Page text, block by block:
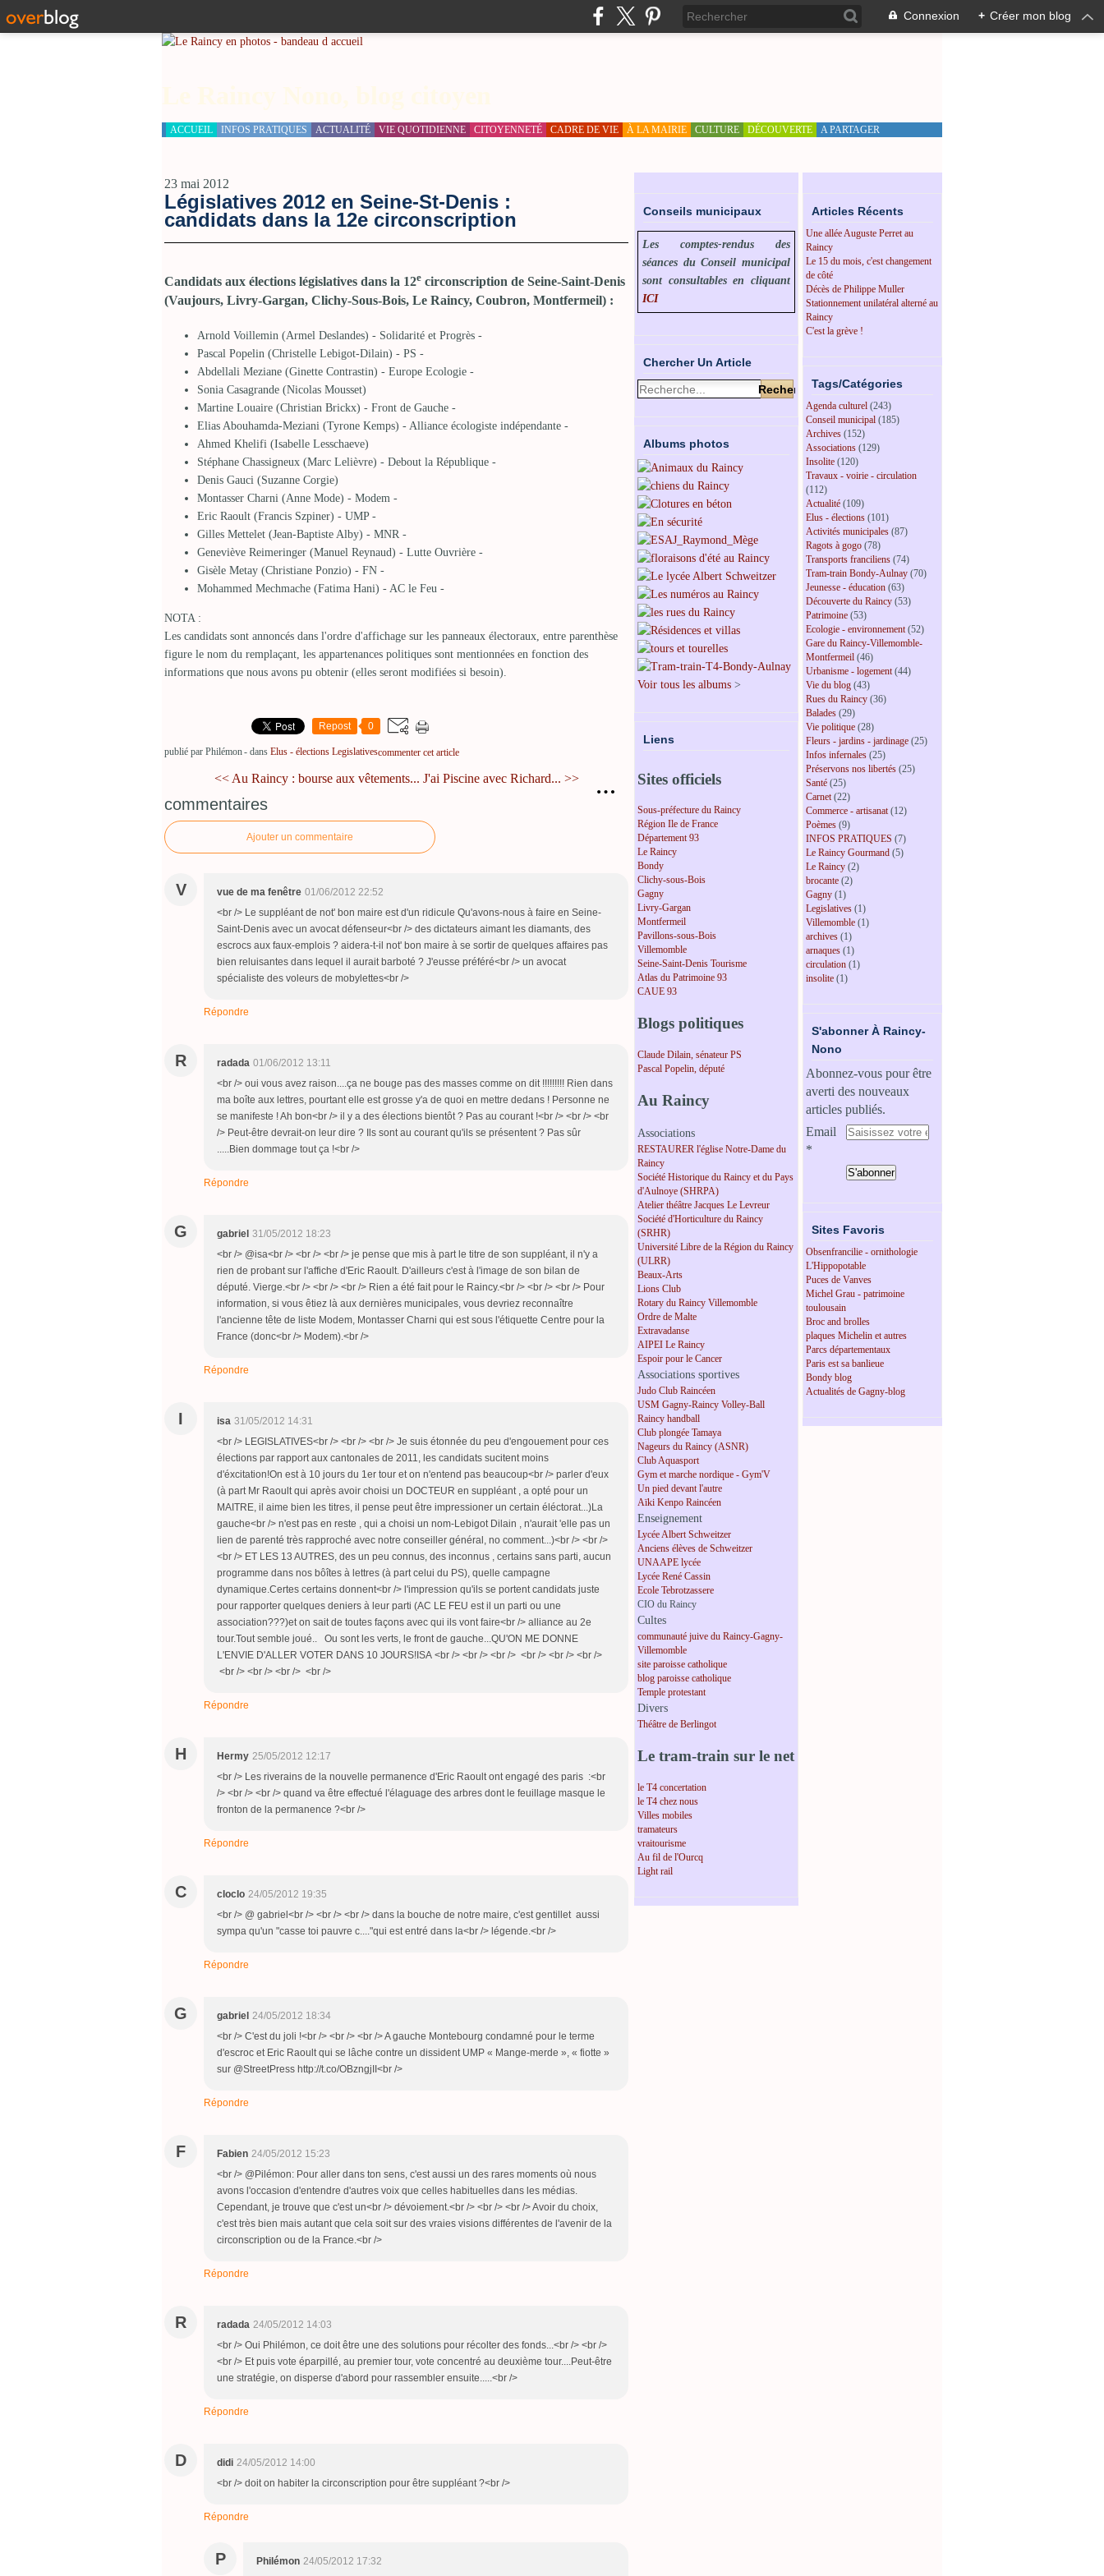
Connexion + Créer mon blog
ACCUEIL INFOS PRATIQUES ACTUALITÉ VIE QUOTIDIENNE CITOYENNETÉ CADRE DE VIE À LA MAIRIE CULTURE DÉCOUVERTE A PARTAGER
23 mai 2012
Législatives 2012 en Seine-St-Denis :
candidats dans la 12e circonscription
Candidats aux élections législatives dans la 12e circonscription de Seine-Saint-Denis
(Vaujours, Livry-Gargan, Clichy-Sous-Bois, Le Raincy, Coubron, Montfermeil) :
Arnold Voillemin (Armel Deslandes) - Solidarité et Progrès -
Pascal Popelin (Christelle Lebigot-Dilain) - PS -
Abdellali Meziane (Ginette Contrastin) - Europe Ecologie -
Sonia Casagrande (Nicolas Mousset)
Martine Louaire (Christian Brickx) - Front de Gauche -
Elias Abouhamda-Meziani (Tyrone Kemps) - Alliance écologiste indépendante -
Ahmed Khelifi (Isabelle Lesschaeve)
Stéphane Chassigneux (Marc Lelièvre) - Debout la République -
Denis Gauci (Suzanne Corgie)
Montasser Charni (Anne Mode) - Modem -
Eric Raoult (Francis Szpiner) - UMP -
Gilles Mettelet (Jean-Baptiste Alby) - MNR -
Geneviève Reimeringer (Manuel Reynaud) - Lutte Ouvrière -
Gisèle Metay (Christiane Ponzio) - FN -
Mohammed Mechmache (Fatima Hani) - AC le Feu -
NOTA :
Les candidats sont annoncés dans l'ordre d'affichage sur les panneaux électoraux, entre parenthèse
figure le nom du remplaçant, les appartenances politiques sont mentionnées en fonction des
informations que nous avons pu obtenir (elles seront modifiées si besoin).
Repost 0
publié par Philémon- dans Elus - élections Legislativescommenter cet article
…
<< Au Raincy : bourse aux vêtements... J'ai Piscine avec Richard... >>
commentaires
Ajouter un commentaire
V vue de ma fenêtre 01/06/2012 22:52
<br /> Le suppléant de not' bon maire est d'un ridicule Qu'avons-nous à faire en Seine-
Saint-Denis avec un avocat défenseur<br /> des dictateurs aimant les diamants, des
escrocs aux faux-emplois ? aidera-t-il not' bon maire à se sortir de quelques affaires pas
bien reluisantes dans lequel il aurait barboté ? J'eusse préféré<br /> un avocat
spécialiste des voleurs de mobylettes<br />
Répondre
R radada 01/06/2012 13:11
<br /> oui vous avez raison....ça ne bouge pas des masses comme on dit !!!!!!!!! Rien dans
ma boîte aux lettres, pourtant elle est grosse y'a de quoi en mettre dedans ! Personne ne
se manifeste ! Ah bon<br /> il y a des élections bientôt ? Pas au courant !<br /> <br /> <br
/> Peut-être devrait-on leur dire ? Ils sont au courant qu'ils se présentent ? Pas sûr
.....Bien dommage tout ça !<br />
Répondre
G gabriel 31/05/2012 18:23
<br /> @isa<br /> <br /> <br /> je pense que mis à part le titre de son suppléant, il n'y a
rien de probant sur l'affiche d'Eric Raoult. D'ailleurs c'est à l'image de son bilan de
député. Vierge.<br /> <br /> <br /> Rien a été fait pour le Raincy.<br /> <br /> <br /> Pour
information, si vous êtiez là aux dernières municipales, vous devriez reconnaître
l'ancienne tête de liste Modem, Montasser Charni qui est sous l'étiquette Centre pour la
France (donc<br /> Modem).<br />
Répondre
I isa 31/05/2012 14:31
<br /> LEGISLATIVES<br /> <br /> <br /> Je suis étonnée du peu d'engouement pour ces
élections par rapport aux cantonales de 2011, les candidats sucitent moins
d'éxcitation!On est à 10 jours du 1er tour et on n'entend pas beaucoup<br /> parler d'eux
(à part Mr Raoult qui après avoir choisi un DOCTEUR en suppléant , a opté pour un
MAITRE, il aime bien les titres, il pense peut être impressioner un certain éléctorat...)La
gauche<br /> n'est pas en reste , qui a choisi un nom-Lebigot Dilain , n'aurait 'elle pas un
lien de parenté très rapproché avec notre conseiller général, no comment...)<br /> <br />
<br /> ET LES 13 AUTRES, des un peu connus, des inconnus , certains sans parti, aucun
programme dans nos bôîtes à lettres (à part celui du PS), quelle campagne
dynamique.Certes certains donnent<br /> l'impression qu'ils se portent candidats juste
pour rapporter quelques deniers à leur parti (AC LE FEU est il un parti ou une
association???)et on sait de toutes façons avec qui ils vont faire<br /> alliance au 2e
tour.Tout semble joué.. Ou sont les verts, le front de gauche...QU'ON ME DONNE
L'ENVIE D'ALLER VOTER DANS 10 JOURS!ISA <br /> <br /> <br /> <br /> <br /> <br />
<br /> <br /> <br /> <br />
Répondre
H Hermy 25/05/2012 12:17
<br /> Les riverains de la nouvelle permanence d'Eric Raoult ont engagé des paris :<br
/> <br /> <br /> quand va être effectué l'élaguage des arbres dont le feuillage masque le
fronton de la permanence ?<br />
Répondre
C cloclo 24/05/2012 19:35
<br /> @ gabriel<br /> <br /> <br /> dans la bouche de notre maire, c'est gentillet aussi
sympa qu'un "casse toi pauvre c...."qui est entré dans la<br /> légende.<br />
Répondre
G gabriel 24/05/2012 18:34
<br /> C'est du joli !<br /> <br /> <br /> A gauche Montebourg condamné pour le terme
d'escroc et Eric Raoult qui se lâche contre un dissident UMP « Mange-merde », « fiotte »
sur @StreetPress http://t.co/OBzngjII<br />
Répondre
F Fabien 24/05/2012 15:23
<br /> @Pilémon: Pour aller dans ton sens, c'est aussi un des rares moments où nous
avons l'occasion d'entendre d'autres voix que celles habituelles dans les médias.
Cependant, je trouve que c'est un<br /> dévoiement.<br /> <br /> <br /> Avoir du choix,
c'est très bien mais autant que cela soit sur des vraies visions différentes de l'avenir de la
circonscription ou de la France.<br />
Répondre
R radada 24/05/2012 14:03
<br /> Oui Philémon, ce doit être une des solutions pour récolter des fonds...<br /> <br />
<br /> Et puis vote éparpillé, au premier tour, vote concentré au deuxième tour....Peut-être
une stratégie, on disperse d'abord pour rassembler ensuite.....<br />
Répondre
D didi 24/05/2012 14:00
<br /> doit on habiter la circonscription pour être suppléant ?<br />
Répondre
P Philémon 24/05/2012 17:32
Conseils municipaux
Les comptes-rendus des
séances du Conseil municipal
sont consultables en cliquant
ICI
Chercher Un Article
Albums photos
Voir tous les albums >
Liens
Sites officiels
Sous-préfecture du Raincy
Région Ile de France
Département 93
Le Raincy
Bondy
Clichy-sous-Bois
Gagny
Livry-Gargan
Montfermeil
Pavillons-sous-Bois
Villemomble
Seine-Saint-Denis Tourisme
Atlas du Patrimoine 93
CAUE 93
Blogs politiques
Claude Dilain, sénateur PS
Pascal Popelin, député
Au Raincy
Associations
RESTAURER l'église Notre-Dame du
Raincy
Société Historique du Raincy et du Pays
d'Aulnoye (SHRPA)
Atelier théâtre Jacques Le Levreur
Société d'Horticulture du Raincy
(SRHR)
Université Libre de la Région du Raincy
(ULRR)
Beaux-Arts
Lions Club
Rotary du Raincy Villemomble
Ordre de Malte
Extravadanse
AIPEI Le Raincy
Espoir pour le Cancer
Associations sportives
Judo Club Raincéen
USM Gagny-Raincy Volley-Ball
Raincy handball
Club plongée Tamaya
Nageurs du Raincy (ASNR)
Club Aquasport
Gym et marche nordique - Gym'V
Un pied devant l'autre
Aïki Kenpo Raincéen
Enseignement
Lycée Albert Schweitzer
Anciens élèves de Schweitzer
UNAAPE lycée
Lycée René Cassin
Ecole Tebrotzassere
CIO du Raincy
Cultes
communauté juive du Raincy-Gagny-
Villemomble
site paroisse catholique
blog paroisse catholique
Temple protestant
Divers
Théâtre de Berlingot
Le tram-train sur le net
le T4 concertation
le T4 chez nous
Villes mobiles
tramateurs
vraitourisme
Au fil de l'Ourcq
Light rail
Articles Récents
Une allée Auguste Perret au
Raincy
Le 15 du mois, c'est changement
de côté
Décès de Philippe Muller
Stationnement unilatéral alterné au
Raincy
C'est la grève !
Tags/Catégories
Agenda culturel (243)
Conseil municipal (185)
Archives (152)
Associations (129)
Insolite (120)
Travaux - voirie - circulation
(112)
Actualité (109)
Elus - élections (101)
Activités municipales (87)
Ragots à gogo (78)
Transports franciliens (74)
Tram-train Bondy-Aulnay (70)
Jeunesse - éducation (63)
Découverte du Raincy (53)
Patrimoine (53)
Ecologie - environnement(52)
Gare du Raincy-Villemomble-
Montfermeil (46)
Urbanisme - logement(44)
Vie du blog (43)
Rues du Raincy (36)
Balades (29)
Vie politique (28)
Fleurs - jardins - jardinage (25)
Infos infernales (25)
Préservons nos libertés (25)
Santé (25)
Carnet(22)
Commerce - artisanat(12)
Poèmes (9)
INFOS PRATIQUES (7)
Le Raincy Gourmand (5)
Le Raincy (2)
brocante (2)
Gagny (1)
Legislatives (1)
Villemomble (1)
archives (1)
arnaques (1)
circulation (1)
insolite (1)
S'abonner À Raincy-
Nono
Abonnez-vous pour être
averti des nouveaux
articles publiés.
Email
Sites Favoris
Obsenfrancilie - ornithologie
L'Hippopotable
Puces de Vanves
Michel Grau - patrimoine
toulousain
Broc and brolles
plaques Michelin et autres
Parcs départementaux
Paris est sa banlieue
Bondy blog
Actualités de Gagny-blog